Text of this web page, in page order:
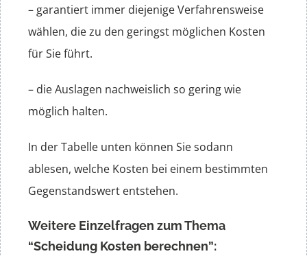
– garantiert immer diejenige Verfahrensweise
wählen, die zu den geringst möglichen Kosten
für Sie führt.
– die Auslagen nachweislich so gering wie
möglich halten.
In der Tabelle unten können Sie sodann
ablesen, welche Kosten bei einem bestimmten
Gegenstandswert entstehen.
Weitere Einzelfragen zum Thema
“Scheidung Kosten berechnen”: